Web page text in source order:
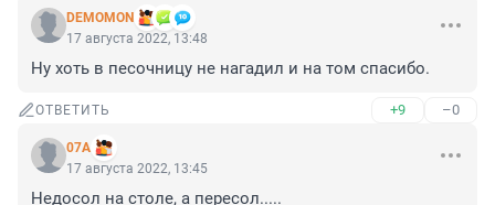
DEMOMON
17 августа 2022, 13:48
Ну хоть в песочницу не нагадил и на том спасибо.
ОТВЕТИТЬ +9 –0
07A
17 августа 2022, 13:45
Недосол на столе, а пересол.....